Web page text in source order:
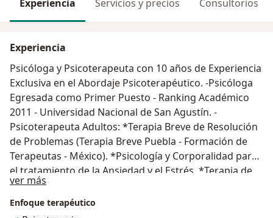
Experiencia Servicios y precios Consultorios
Experiencia
Psicóloga y Psicoterapeuta con 10 años de Experiencia
Exclusiva en el Abordaje Psicoterapéutico. -Psicóloga
Egresada como Primer Puesto - Ranking Académico
2011 - Universidad Nacional de San Agustín. -
Psicoterapeuta Adultos: *Terapia Breve de Resolución
de Problemas (Terapia Breve Puebla - Formación de
Terapeutas - México). *Psicología y Corporalidad para
el tratamiento de la Ansiedad y el Estrés. *Terapia de
Pareja basada en la Sanación de Heridas Emocionales
y Estilos de Apego. -Psicoterapeuta Niños-
Adolescentes: *Arteterapia: Estrategias para disminuir
ver más
Enfoque terapéutico